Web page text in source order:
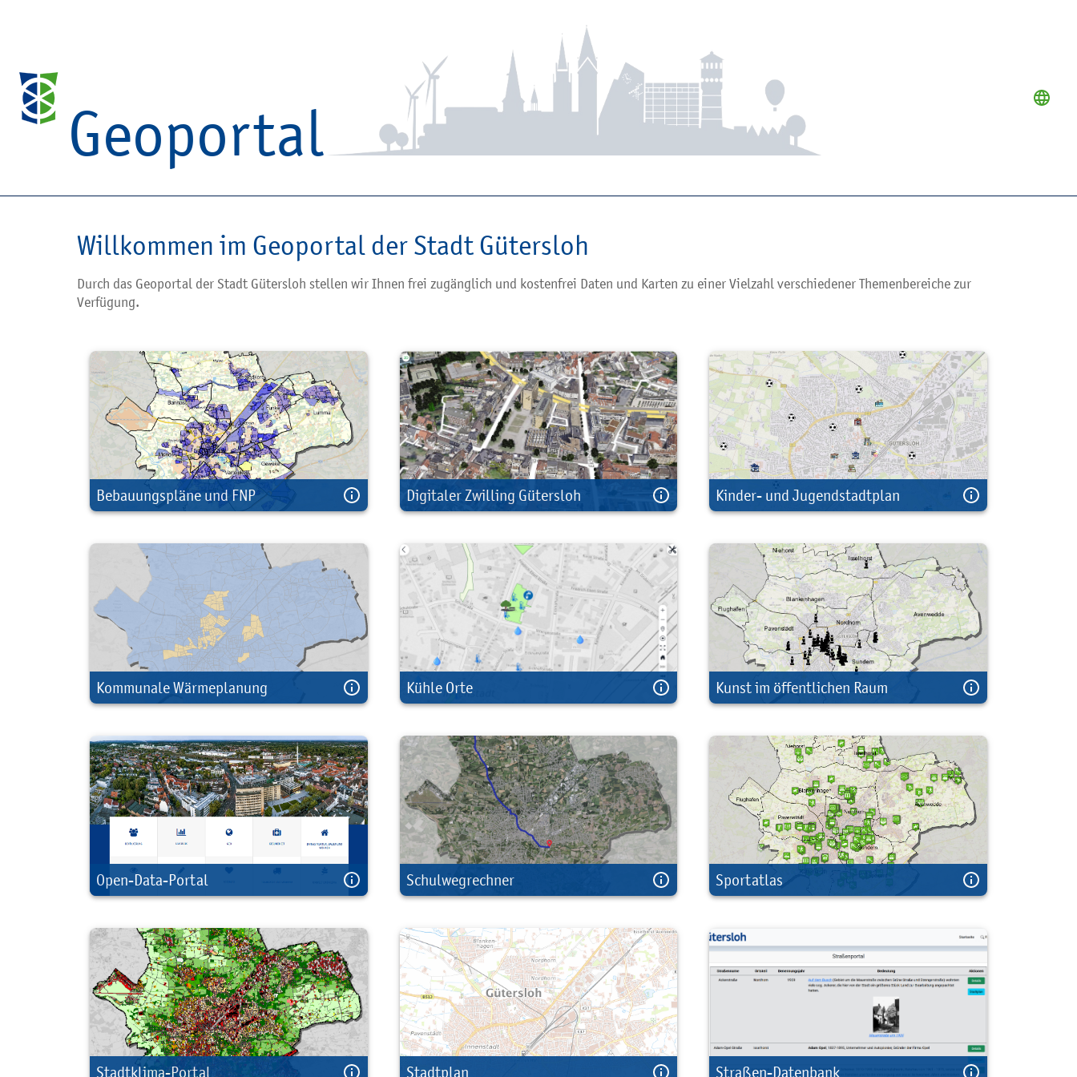
Geoportal
Willkommen im Geoportal der Stadt Gütersloh
Durch das Geoportal der Stadt Gütersloh stellen wir Ihnen frei zugänglich und kostenfrei Daten und Karten zu einer Vielzahl verschiedener Themenbereiche zur
Verfügung.
Bebauungspläne und FNP Digitaler Zwilling Gütersloh Kinder- und Jugendstadtplan
Kommunale Wärmeplanung Kühle Orte Kunst im öffentlichen Raum
Open-Data-Portal Schulwegrechner Sportatlas
Stadtklima-Portal Stadtplan Straßen-Datenbank